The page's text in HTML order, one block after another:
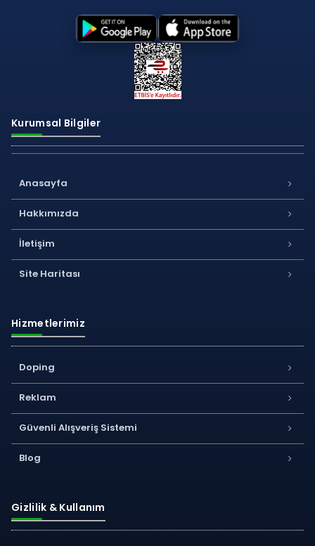
Kurumsal Bilgiler
Anasayfa
Hakkımızda
İletişim
Site Haritası
Hizmetlerimiz
Doping
Reklam
Güvenli Alışveriş Sistemi
Blog
Gizlilik & Kullanım